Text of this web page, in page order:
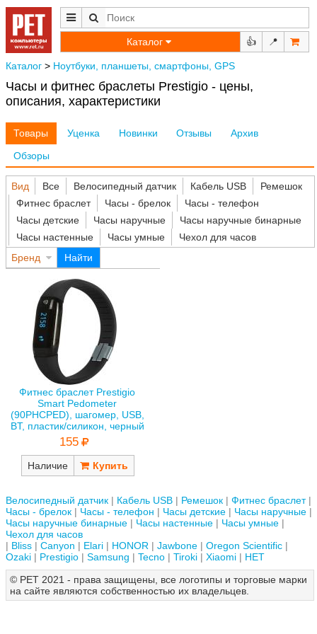
Каталог 👍 📍
Каталог > Ноутбуки, планшеты, смартфоны, GPS
Часы и фитнес браслеты Prestigio - цены,
описания, характеристики
Товары Уценка Новинки Отзывы
Архив
Обзоры
Вид Все Велосипедный датчик Кабель USB
Ремешок
Фитнес браслет
Часы - брелок
Часы - телефон
Часы детские
Часы наручные
Часы наручные бинарные
Часы настенные
Часы умные
Чехол для часов
Бренд
Найти
Фитнес браслет Prestigio
Smart Pedometer
(90PHCPED), шагомер, USB,
BT, пластик/силикон, черный
155
Наличие
Велосипедный датчик Кабель USB Ремешок
Фитнес браслет
Часы - брелок
Часы - телефон Часы детские
Часы наручные
Часы наручные бинарные
Часы настенные
Часы умные
Чехол для часов
Bliss
Canyon Elari HONOR Jawbone
Oregon Scientific
Ozaki
Prestigio Samsung Tecno Tiroki Xiaomi
НЕТ
© РЕТ 2021 - права защищены, все логотипы и торговые марки
на сайте являются собственностью их владельцев.